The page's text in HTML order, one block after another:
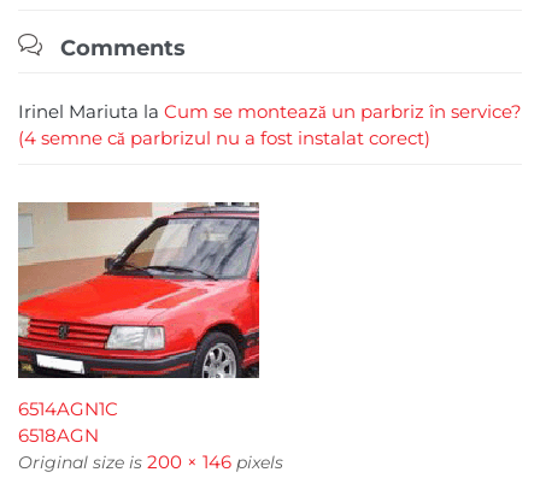
 Comments
Irinel Mariuta la Cum se montează un parbriz în service?
(4 semne că parbrizul nu a fost instalat corect)
6514AGN1C
6518AGN
Original size is 200 × 146 pixels